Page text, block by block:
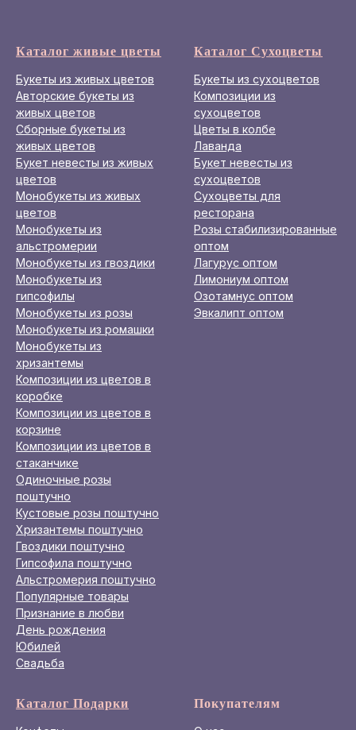
Каталог живые цветы
Букеты из живых цветов
Авторские букеты из
живых цветов
Сборные букеты из
живых цветов
Букет невесты из живых
цветов
Монобукеты из живых
цветов
Монобукеты из
альстромерии
Монобукеты из гвоздики
Монобукеты из
гипсофилы
Монобукеты из розы
Монобукеты из ромашки
Монобукеты из
хризантемы
Композиции из цветов в
коробке
Композиции из цветов в
корзине
Композиции из цветов в
стаканчике
Одиночные розы
поштучно
Кустовые розы поштучно
Хризантемы поштучно
Гвоздики поштучно
Гипсофила поштучно
Альстромерия поштучно
Популярные товары
Признание в любви
День рождения
Юбилей
Свадьба
Каталог Сухоцветы
Букеты из сухоцветов
Композиции из
сухоцветов
Цветы в колбе
Лаванда
Букет невесты из
сухоцветов
Сухоцветы для
ресторана
Розы стабилизированные
оптом
Лагурус оптом
Лимониум оптом
Озотамнус оптом
Эвкалипт оптом
Каталог Подарки Покупателям